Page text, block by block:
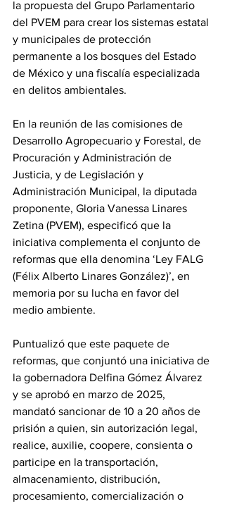
la propuesta del Grupo Parlamentario
del PVEM para crear los sistemas estatal
y municipales de protección
permanente a los bosques del Estado
de México y una fiscalía especializada
en delitos ambientales.
En la reunión de las comisiones de
Desarrollo Agropecuario y Forestal, de
Procuración y Administración de
Justicia, y de Legislación y
Administración Municipal, la diputada
proponente, Gloria Vanessa Linares
Zetina (PVEM), especificó que la
iniciativa complementa el conjunto de
reformas que ella denomina ‘Ley FALG
(Félix Alberto Linares González)’, en
memoria por su lucha en favor del
medio ambiente.
Puntualizó que este paquete de
reformas, que conjuntó una iniciativa de
la gobernadora Delfina Gómez Álvarez
y se aprobó en marzo de 2025,
mandató sancionar de 10 a 20 años de
prisión a quien, sin autorización legal,
realice, auxilie, coopere, consienta o
participe en la transportación,
almacenamiento, distribución,
procesamiento, comercialización o